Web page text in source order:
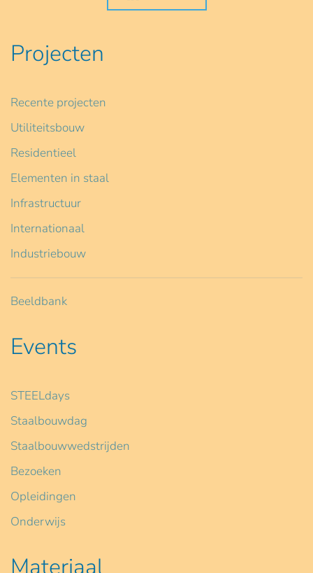
Projecten
Recente projecten
Utiliteitsbouw
Residentieel
Elementen in staal
Infrastructuur
Internationaal
Industriebouw
Beeldbank
Events
STEELdays
Staalbouwdag
Staalbouwwedstrijden
Bezoeken
Opleidingen
Onderwijs